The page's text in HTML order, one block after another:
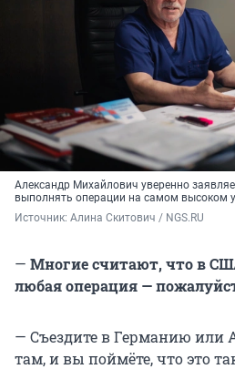
Александр Михайлович уверенно
выполнять операции на самом высоком
Источник: Алина Скитович / NGS.RU
— Многие считают, что в
любая операция —
— Съездите в Германию или
там, и вы поймёте, что это